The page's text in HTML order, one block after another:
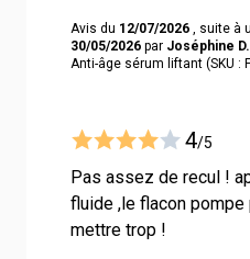
Avis du 12/07/2026 , suite à
30/05/2026 par Joséphine D.
Anti-âge sérum liftant (SKU :
4/5
Pas assez de recul !
fluide ,le flacon
mettre trop !